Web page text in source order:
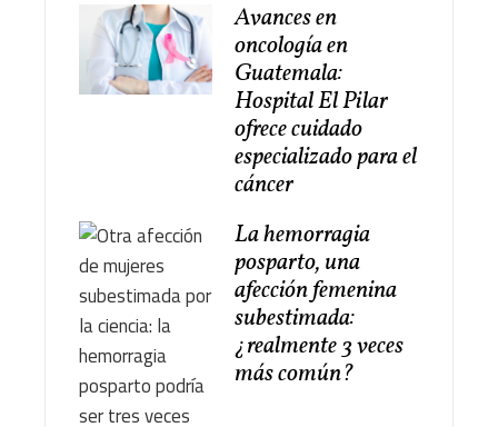
Avances en
oncología en
Guatemala:
Hospital El Pilar
ofrece cuidado
especializado para el
cáncer
La hemorragia
posparto, una
afección femenina
subestimada:
¿realmente 3 veces
más común?